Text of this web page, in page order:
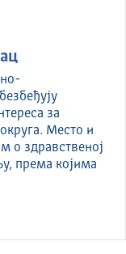
за
Место и
о здравственој
према којима